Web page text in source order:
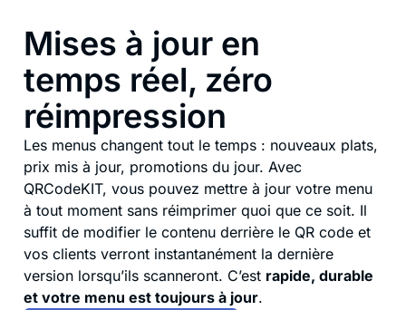
Mises à jour en
temps réel, zéro
réimpression
Les menus changent tout le temps : nouveaux plats,
prix mis à jour, promotions du jour. Avec
QRCodeKIT, vous pouvez mettre à jour votre menu
à tout moment sans réimprimer quoi que ce soit. Il
suffit de modifier le contenu derrière le QR code et
vos clients verront instantanément la dernière
version lorsqu’ils scanneront. C’est rapide, durable
et votre menu est toujours à jour.